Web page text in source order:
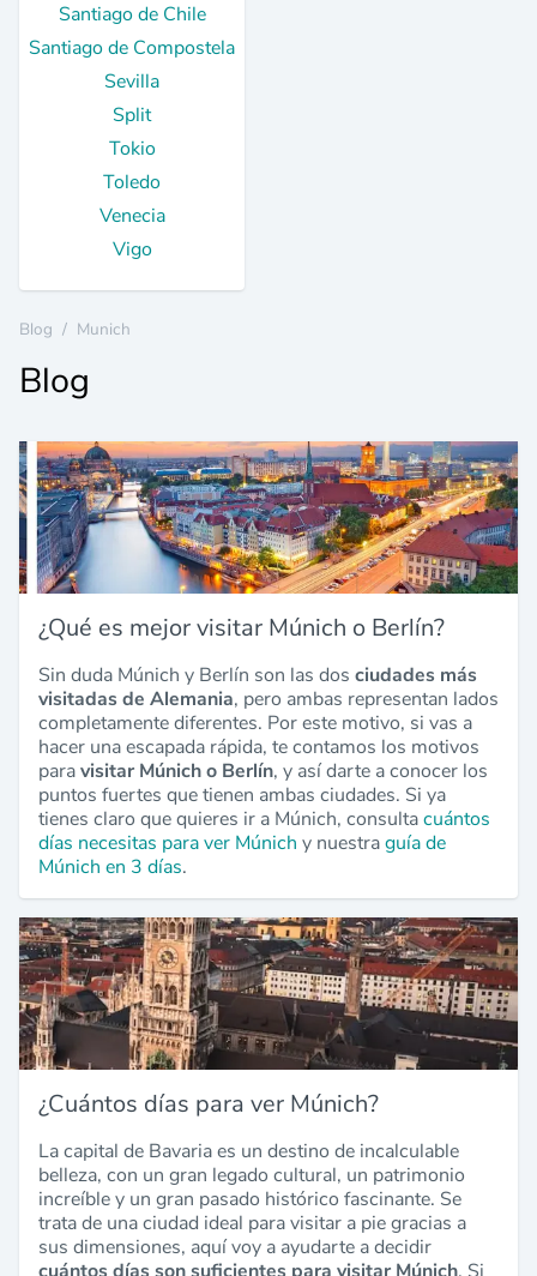
Santiago de Chile
Santiago de Compostela
Sevilla
Split
Tokio
Toledo
Venecia
Vigo
Blog / Munich
Blog
¿Qué es mejor visitar Múnich o Berlín?
Sin duda Múnich y Berlín son las dos ciudades más
visitadas de Alemania, pero ambas representan lados
completamente diferentes. Por este motivo, si vas a
hacer una escapada rápida, te contamos los motivos
paravisitar Múnich o Berlín, y así darte a conocer los
puntos fuertes que tienen ambas ciudades. Si ya
tienes claro que quieres ir a Múnich, consultacuántos
días necesitas para ver Múnich y nuestraguía de
Múnich en 3 días.
¿Cuántos días para ver Múnich?
La capital de Bavaria es un destino de incalculable
belleza, con un gran legado cultural, un patrimonio
increíble y un gran pasado histórico fascinante. Se
trata de una ciudad ideal para visitar a pie gracias a
sus dimensiones, aquí voy a ayudarte a decidir